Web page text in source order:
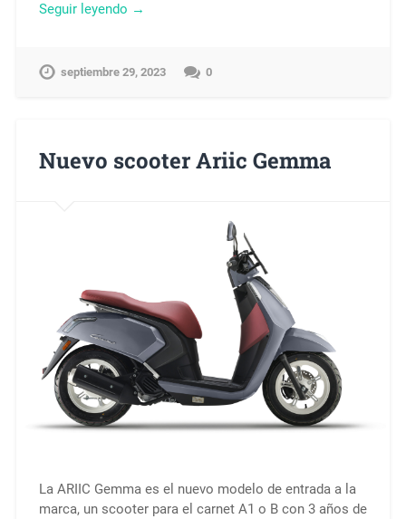
Seguir leyendo →
septiembre 29, 2023 0
Nuevo scooter Ariic Gemma
La ARIIC Gemma es el nuevo modelo de entrada a la
marca, un scooter para el carnet A1 o B con 3 años de